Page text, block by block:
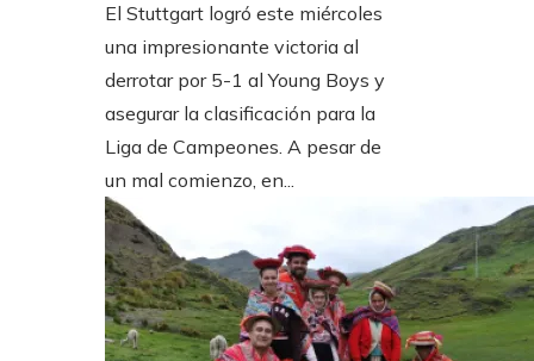
El Stuttgart logró este miércoles
una impresionante victoria al
derrotar por 5-1 al Young Boys y
asegurar la clasificación para la
Liga de Campeones. A pesar de
un mal comienzo, en...